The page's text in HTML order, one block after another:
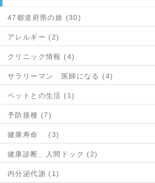
47都道府県の旅 (30)
アレルギー (2)
クリニック情報 (4)
サラリーマン 医師になる (4)
ペットとの生活 (1)
予防接種 (7)
健康寿命 (3)
健康診断、人間ドック (2)
内分泌代謝 (1)